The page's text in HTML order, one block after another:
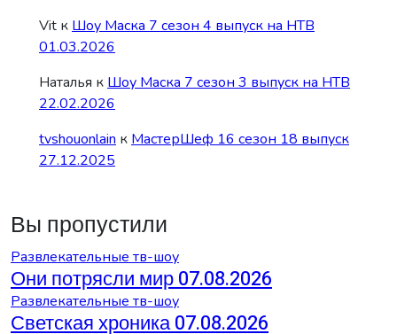
Vit к Шоу Маска 7 сезон 4 выпуск на НТВ
01.03.2026
Наталья к Шоу Маска 7 сезон 3 выпуск на НТВ
22.02.2026
tvshouonlain к МастерШеф 16 сезон 18 выпуск
27.12.2025
Вы пропустили
Развлекательные тв-шоу
Они потрясли мир 07.08.2026
Развлекательные тв-шоу
Светская хроника 07.08.2026